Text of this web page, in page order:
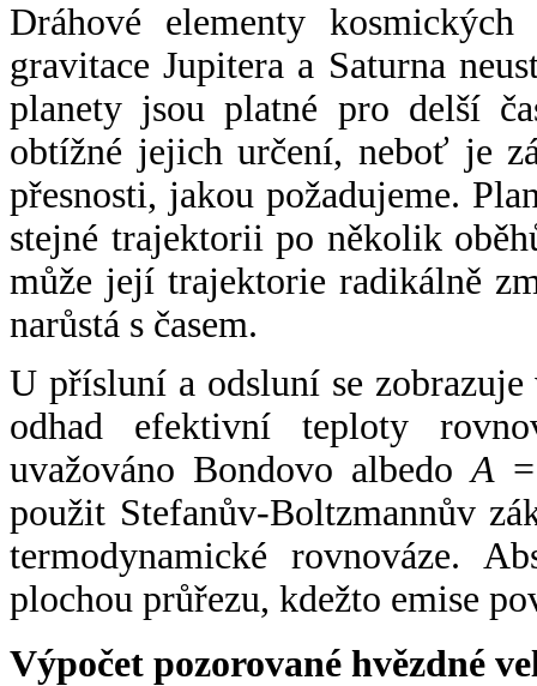
Dráhové elementy
gravitace Jupitera a Saturna
planety jsou platné pro delší
obtížné jejich určení, neboť je
přesnosti, jakou požadujeme.
stejné trajektorii po několik
může její trajektorie radikálně
narůstá s časem.
U přísluní a odsluní se
odhad efektivní teploty
uvažováno Bondovo albedoA
použit Stefanův-Boltzmannův
termodynamické rovnováze.
plochou průřezu, kdežto emise
Výpočet pozorované hvězdné